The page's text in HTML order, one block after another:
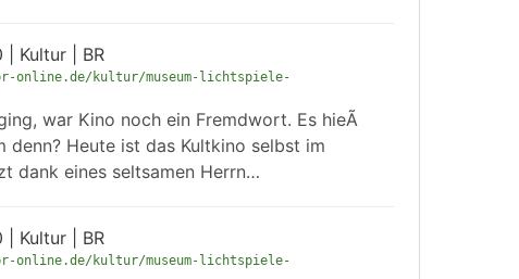
| Kultur | BR
online.de/kultur/museum-lichtspiele-
war Kino noch ein Fremdwort. Es hieÃ
denn? Heute ist das Kultkino selbst im
dank eines seltsamen Herrn…
| Kultur | BR
online.de/kultur/museum-lichtspiele-